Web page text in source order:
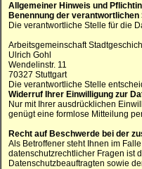
Allgemeiner Hinweis und
Benennung der verantwortlichen
Die verantwortliche Stelle für die
Arbeitsgemeinschaft
Ulrich Gohl
Wendelinstr. 11
70327 Stuttgart
Die verantwortliche Stelle
Widerruf Ihrer Einwilligung zur
Nur mit Ihrer ausdrücklichen
genügt eine formlose Mitteilung
Recht auf Beschwerde bei der
Als Betroffener steht Ihnen im
datenschutzrechtlicher Fragen ist
Datenschutzbeauftragten sowie